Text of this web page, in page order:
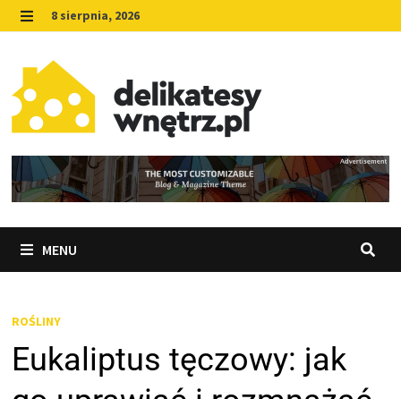
Skip
to
content
MENU
8 sierpnia, 2026
MENU
ROŚLINY
Eukaliptus tęczowy: jak